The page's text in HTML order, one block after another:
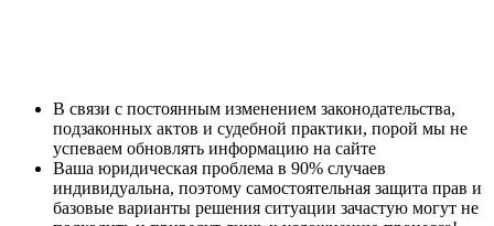
В связи с постоянным изменением законодательства,
подзаконных актов и судебной практики, порой мы не
успеваем обновлять информацию на сайте
Ваша юридическая проблема в 90% случаев
индивидуальна, поэтому самостоятельная защита прав и
базовые варианты решения ситуации зачастую могут не